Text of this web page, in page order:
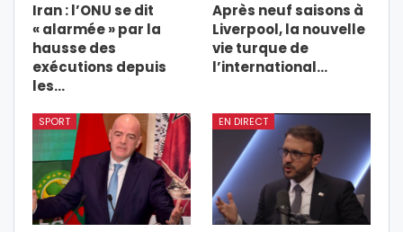
Iran : l’ONU se dit
« alarmée » par la
hausse des
exécutions depuis
les…
Après neuf saisons à
Liverpool, la nouvelle
vie turque de
l’international…
SPORT EN DIRECT